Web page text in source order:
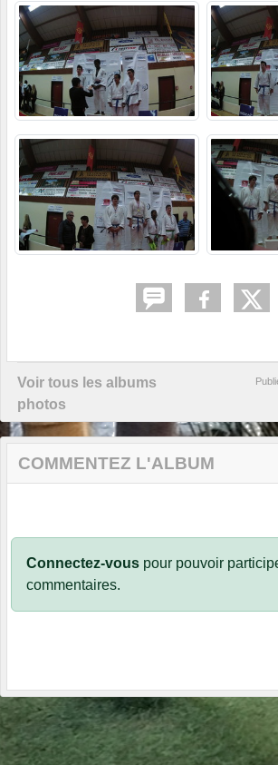
Voir tous les albums
photos
COMMENTEZ L'ALBUM
Connectez-vous pour pouvoir
commentaires.